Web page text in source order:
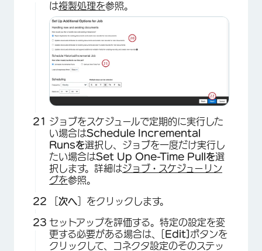
は複製処理を参照。
ジョブをスケジュールで定期的に実行した
い場合はSchedule Incremental
Runsを選択し、ジョブを一度だけ実行し
たい場合はSet Up One-Time Pullを選
択します。詳細はジョブ・スケジューリン
グを参照。
次へ ］をクリックします。
セットアップを評価する。特定の設定を変
更する必要がある場合は、[ Edit] ボタンを
クリックして、コネクタ設定のそのステッ